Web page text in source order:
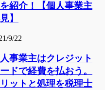
を紹介！【個人事業主
】
9/22
事業主はクレジット
ドで経費を払おう。
ットと処理を税理士